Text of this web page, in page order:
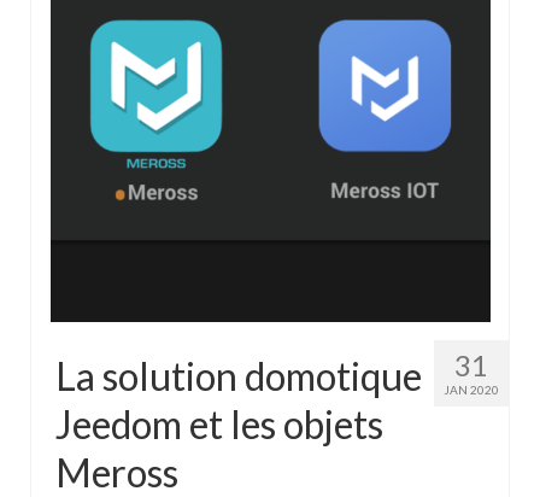
31
JAN 2020
La solution domotique
Jeedom et les objets
Meross